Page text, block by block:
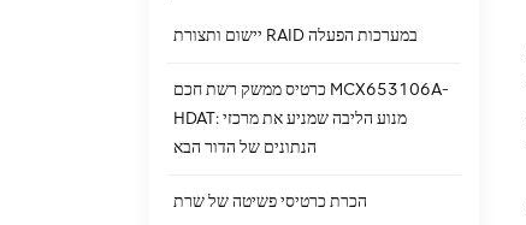
יישום ותצורת RAID במערכות הפעלה
כרטיס ממשק רשת חכם MCX653106A-
HDAT: מנוע הליבה שמניע את מרכזי
הנתונים של הדור הבא
הכרת כרטיסי פשיטה של שרת